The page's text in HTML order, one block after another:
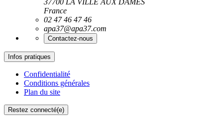
37700 LA VILLE AUX DAMES
France
02 47 46 47 46
apa37@apa37.com
Contactez-nous
Infos pratiques
Confidentialité
Conditions générales
Plan du site
Restez connecté(e)